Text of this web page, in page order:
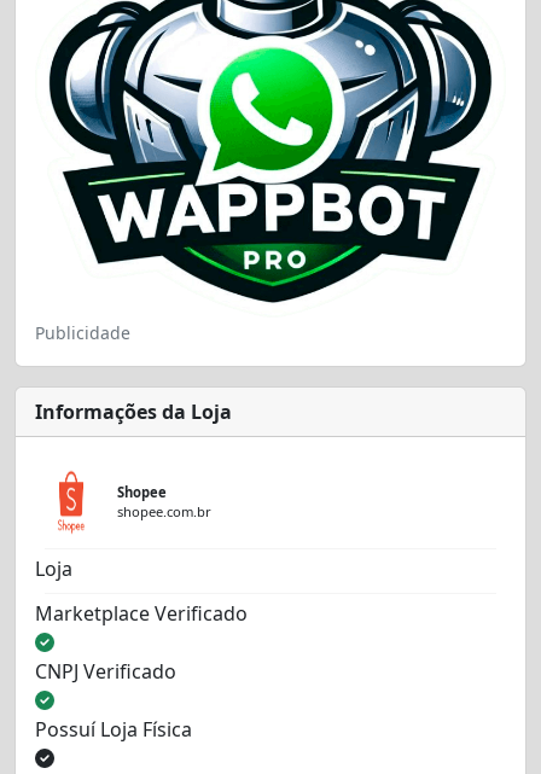
Publicidade
Informações da Loja
Shopee
shopee.com.br
Loja
Marketplace Verificado
CNPJ Verificado
Possuí Loja Física